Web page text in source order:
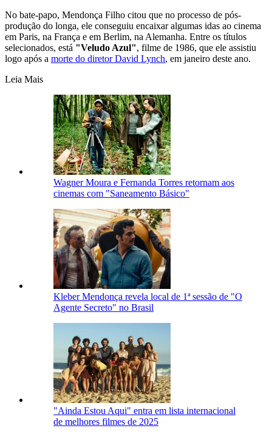
No bate-papo, Mendonça Filho citou que no processo de pós-
produção do longa, ele conseguiu encaixar algumas idas ao cinema
em Paris, na França e em Berlim, na Alemanha. Entre os títulos
selecionados, está "Veludo Azul", filme de 1986, que ele assistiu
logo após a morte do diretor David Lynch, em janeiro deste ano.
Leia Mais
Wagner Moura e Fernanda Torres retornam aos
cinemas com "Saneamento Básico"
Kleber Mendonça revela local de 1ª sessão de "O
Agente Secreto" no Brasil
"Ainda Estou Aqui" entra em lista internacional
de melhores filmes de 2025